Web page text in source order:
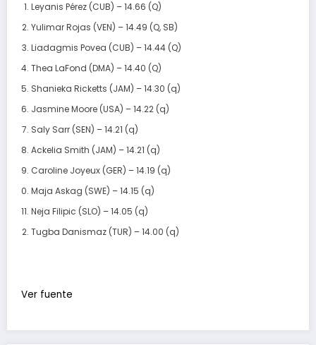
Leyanis Pérez (CUB) – 14.66 (Q)
Yulimar Rojas (VEN) – 14.49 (Q, SB)
Liadagmis Povea (CUB) – 14.44 (Q)
Thea LaFond (DMA) – 14.40 (Q)
Shanieka Ricketts (JAM) – 14.30 (q)
Jasmine Moore (USA) – 14.22 (q)
Saly Sarr (SEN) – 14.21 (q)
Ackelia Smith (JAM) – 14.21 (q)
Caroline Joyeux (GER) – 14.19 (q)
Maja Askag (SWE) – 14.15 (q)
Neja Filipic (SLO) – 14.05 (q)
Tugba Danismaz (TUR) – 14.00 (q)
Ver fuente